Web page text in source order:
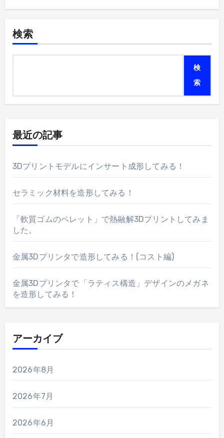
検索
検
索
最近の記事
3Dプリントモデルにインサート成形してみる！
セラミック材料を造形してみる！
「軟質ゴムのペレット」で熱融解3Dプリントしてみま
した。
金属3Dプリンタで造形してみる！(コスト編)
金属3Dプリンタで「ラティス構造」デザインのメガネ
を造形してみる！
アーカイブ
2026年8月
2026年7月
2026年6月